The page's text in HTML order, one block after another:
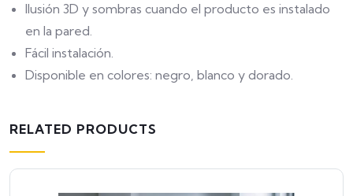
Ilusión 3D y sombras cuando el producto es instalado
en la pared.
Fácil instalación.
Disponible en colores: negro, blanco y dorado.
RELATED PRODUCTS